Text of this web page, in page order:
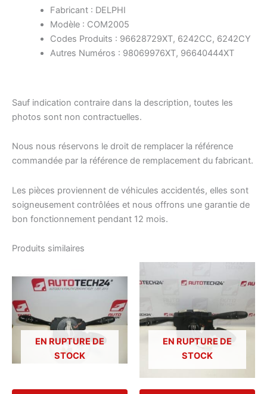
Fabricant : DELPHI
Modèle : COM2005
Codes Produits : 96628729XT, 6242CC, 6242CY
Autres Numéros : 98069976XT, 96640444XT
Sauf indication contraire dans la description, toutes les
photos sont non contractuelles.
Nous nous réservons le droit de remplacer la référence
commandée par la référence de remplacement du fabricant.
Les pièces proviennent de véhicules accidentés, elles sont
soigneusement contrôlées et nous offrons une garantie de
bon fonctionnement pendant 12 mois.
Produits similaires
EN RUPTURE DE
STOCK
EN RUPTURE DE
STOCK